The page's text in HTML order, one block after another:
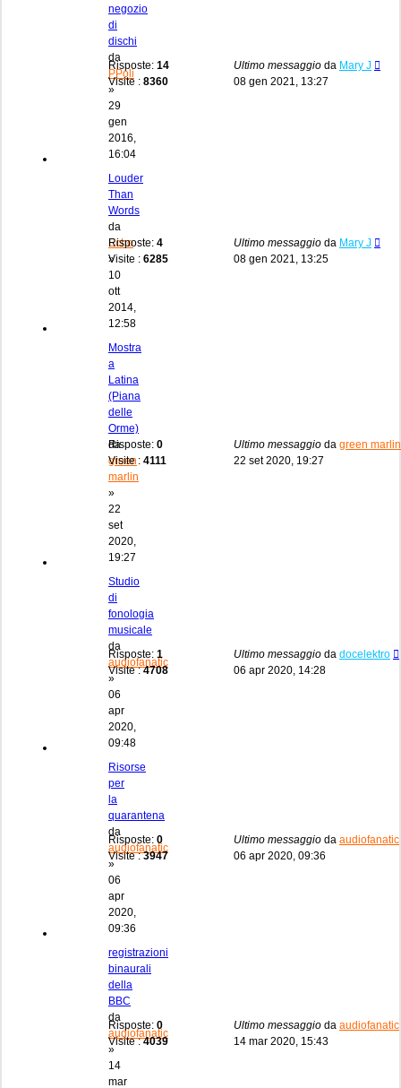
negozio
di
dischi
da
PPoli
»
29
gen
2016,
16:04
Risposte: 14
Visite : 8360
Ultimo messaggio da Mary J
08 gen 2021, 13:27
Louder
Than
Words
da
Echo
»
10
ott
2014,
12:58
Risposte: 4
Visite : 6285
Ultimo messaggio da Mary J
08 gen 2021, 13:25
Mostra
a
Latina
(Piana
delle
Orme)
da
green
marlin
»
22
set
2020,
19:27
Risposte: 0
Visite : 4111
Ultimo messaggio da green marlin
22 set 2020, 19:27
Studio
di
fonologia
musicale
da
audiofanatic
»
06
apr
2020,
09:48
Risposte: 1
Visite :4708
Ultimo messaggio da docelektro
06 apr 2020, 14:28
Risorse
per
la
quarantena
da
audiofanatic
»
06
apr
2020,
09:36
Risposte: 0
Visite :3947
Ultimo messaggio da audiofanatic
06 apr 2020, 09:36
registrazioni
binaurali
della
BBC
da
audiofanatic
»
14
mar
Risposte: 0
Visite :4039
Ultimo messaggio da audiofanatic
14 mar 2020, 15:43